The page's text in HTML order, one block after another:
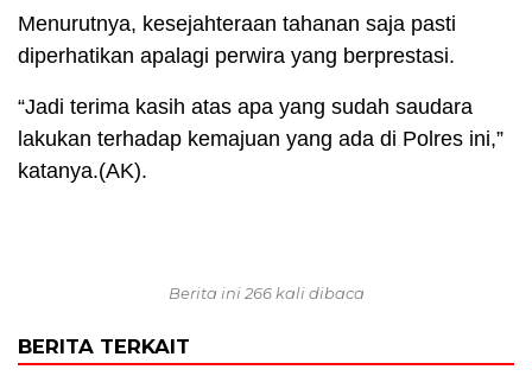
Menurutnya, kesejahteraan tahanan saja pasti
diperhatikan apalagi perwira yang berprestasi.
“Jadi terima kasih atas apa yang sudah saudara
lakukan terhadap kemajuan yang ada di Polres ini,”
katanya.(AK).
Berita ini 266 kali dibaca
BERITA TERKAIT